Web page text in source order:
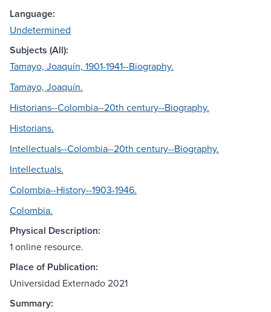
Language:
Undetermined
Subjects (All):
Tamayo, Joaquín, 1901-1941--Biography.
Tamayo, Joaquín.
Historians--Colombia--20th century--Biography.
Historians.
Intellectuals--Colombia--20th century--Biography.
Intellectuals.
Colombia--History--1903-1946.
Colombia.
Physical Description:
1 online resource.
Place of Publication:
Universidad Externado 2021
Summary: